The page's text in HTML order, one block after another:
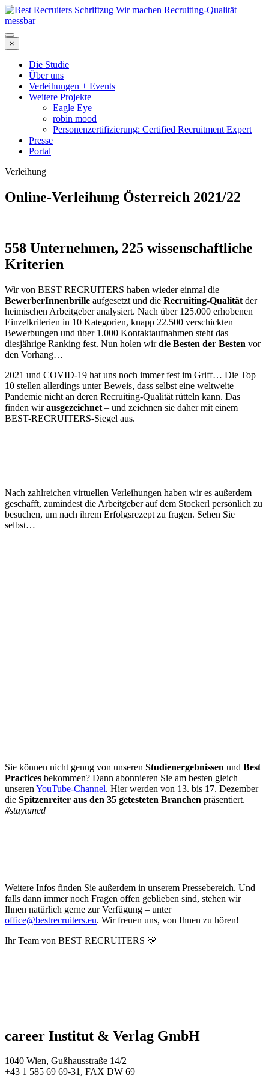
Wir machen Recruiting-Qualität
messbar
×
Die Studie
Über uns
Verleihungen + Events
Weitere Projekte
Eagle Eye
robin mood
Personenzertifizierung: Certified Recruitment Expert
Presse
Portal
Verleihung
Online-Verleihung Österreich 2021/22
558 Unternehmen, 225 wissenschaftliche
Kriterien
Wir von BEST RECRUITERS haben wieder einmal die
BewerberInnenbrille aufgesetzt und die Recruiting-Qualität der
heimischen Arbeitgeber analysiert. Nach über 125.000 erhobenen
Einzelkriterien in 10 Kategorien, knapp 22.500 verschickten
Bewerbungen und über 1.000 Kontaktaufnahmen steht das
diesjährige Ranking fest. Nun holen wirdie Besten der Besten vor
den Vorhang…
2021 und COVID-19 hat uns noch immer fest im Griff… Die Top
10 stellen allerdings unter Beweis, dass selbst eine weltweite
Pandemie nicht an deren Recruiting-Qualität rütteln kann. Das
finden wirausgezeichnet – und zeichnen sie daher mit einem
BEST-RECRUITERS-Siegel aus.
Nach zahlreichen virtuellen Verleihungen haben wir es außerdem
geschafft, zumindest die Arbeitgeber auf dem Stockerl persönlich zu
besuchen, um nach ihrem Erfolgsrezept zu fragen. Sehen Sie
selbst…
Sie können nicht genug von unseren Studienergebnissen und Best
Practices bekommen? Dann abonnieren Sie am besten gleich
unseren YouTube-Channel. Hier werden von 13. bis 17. Dezember
die Spitzenreiter aus den 35 getesteten Branchen präsentiert.
#staytuned
Weitere Infos finden Sie außerdem in unserem Pressebereich. Und
falls dann immer noch Fragen offen geblieben sind, stehen wir
Ihnen natürlich gerne zur Verfügung – unter
office@bestrecruiters.eu. Wir freuen uns, von Ihnen zu hören!
Ihr Team von BEST RECRUITERS 💛
career Institut & Verlag GmbH
1040 Wien, Gußhausstraße 14/2
+43 1 585 69 69-31, FAX DW 69